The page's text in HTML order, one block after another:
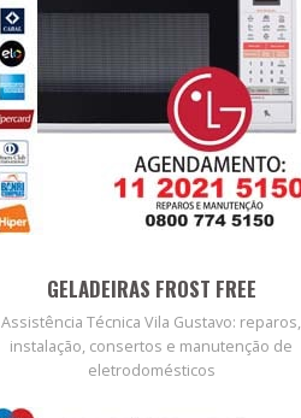
GELADEIRAS FROST FREE
Assistência Técnica Vila Gustavo: reparos,
instalação, consertos e manutenção de
eletrodomésticos